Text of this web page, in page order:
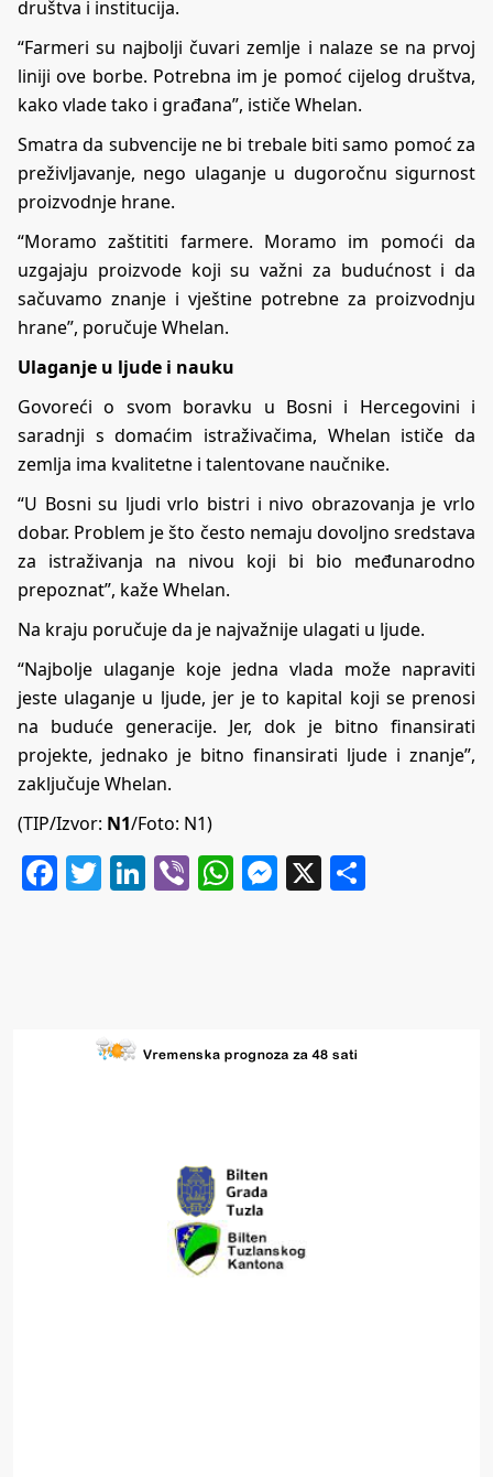
društva i institucija.
“Farmeri su najbolji čuvari zemlje i nalaze se na prvoj
liniji ove borbe. Potrebna im je pomoć cijelog društva,
kako vlade tako i građana”, ističe Whelan.
Smatra da subvencije ne bi trebale biti samo pomoć za
preživljavanje, nego ulaganje u dugoročnu sigurnost
proizvodnje hrane.
“Moramo zaštititi farmere. Moramo im pomoći da
uzgajaju proizvode koji su važni za budućnost i da
sačuvamo znanje i vještine potrebne za proizvodnju
hrane”, poručuje Whelan.
Ulaganje u ljude i nauku
Govoreći o svom boravku u Bosni i Hercegovini i
saradnji s domaćim istraživačima, Whelan ističe da
zemlja ima kvalitetne i talentovane naučnike.
“U Bosni su ljudi vrlo bistri i nivo obrazovanja je vrlo
dobar. Problem je što često nemaju dovoljno sredstava
za istraživanja na nivou koji bi bio međunarodno
prepoznat”, kaže Whelan.
Na kraju poručuje da je najvažnije ulagati u ljude.
“Najbolje ulaganje koje jedna vlada može napraviti
jeste ulaganje u ljude, jer je to kapital koji se prenosi
na buduće generacije. Jer, dok je bitno finansirati
projekte, jednako je bitno finansirati ljude i znanje”,
zaključuje Whelan.
(TIP/Izvor: N1/Foto: N1)
Facebook
Twitter
LinkedIn
ViberWhatsApp
Messenger
X